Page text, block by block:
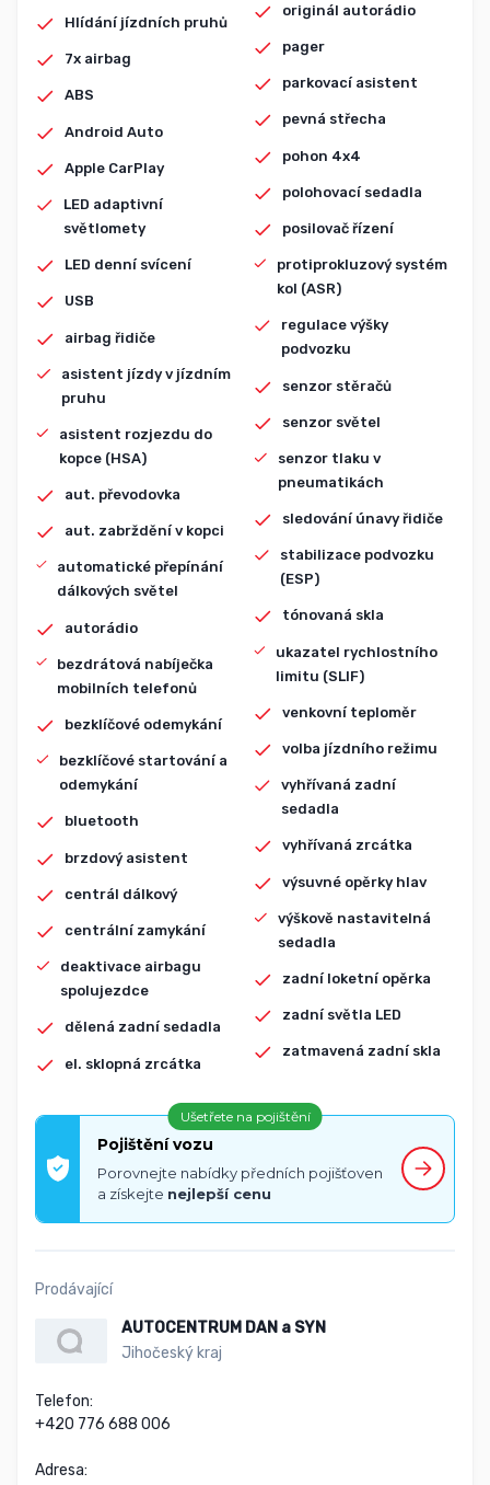
Hlídání jízdních pruhů
7x airbag
ABS
Android Auto
Apple CarPlay
LED adaptivní
světlomety
LED denní svícení
USB
airbag řidiče
asistent jízdy v jízdním
pruhu
asistent rozjezdu do
kopce (HSA)
aut. převodovka
aut. zabrždění v kopci
automatické přepínání
dálkových světel
autorádio
bezdrátová nabíječka
mobilních telefonů
bezklíčové odemykání
bezklíčové startování a
odemykání
bluetooth
brzdový asistent
centrál dálkový
centrální zamykání
deaktivace airbagu
spolujezdce
dělená zadní sedadla
el. sklopná zrcátka
originál autorádio
pager
parkovací asistent
pevná střecha
pohon 4x4
polohovací sedadla
posilovač řízení
protiprokluzový systém
kol (ASR)
regulace výšky
podvozku
senzor stěračů
senzor světel
senzor tlaku v
pneumatikách
sledování únavy řidiče
stabilizace podvozku
(ESP)
tónovaná skla
ukazatel rychlostního
limitu (SLIF)
venkovní teploměr
volba jízdního režimu
vyhřívaná zadní
sedadla
vyhřívaná zrcátka
výsuvné opěrky hlav
výškově nastavitelná
sedadla
zadní loketní opěrka
zadní světla LED
zatmavená zadní skla
Ušetřete na pojištění
Pojištění vozu
Porovnejte nabídky předních pojišťoven
a získejte nejlepší cenu
Prodávající
AUTOCENTRUM DAN a SYN
Jihočeský kraj
Telefon:
+420 776 688 006
Adresa: